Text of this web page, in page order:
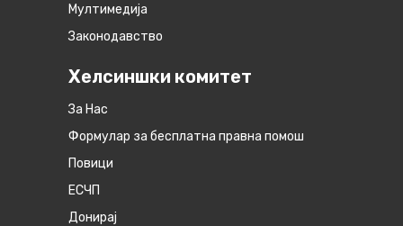
Мултимедија
Законодавство
Хелсиншки комитет
За Нас
Формулар за бесплатна правна помош
Повици
ЕСЧП
Донирај